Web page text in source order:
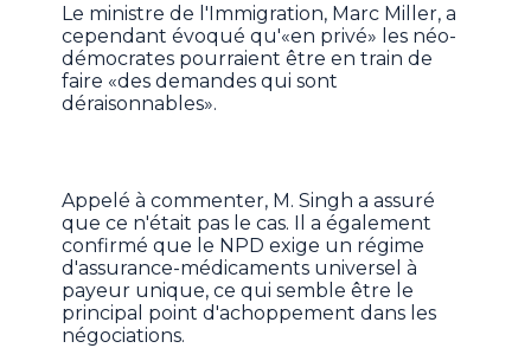
Le ministre de l'Immigration, Marc Miller, a
cependant évoqué qu'«en privé» les néo-
démocrates pourraient être en train de
faire «des demandes qui sont
déraisonnables».
Appelé à commenter, M. Singh a assuré
que ce n'était pas le cas. Il a également
confirmé que le NPD exige un régime
d'assurance-médicaments universel à
payeur unique, ce qui semble être le
principal point d'achoppement dans les
négociations.